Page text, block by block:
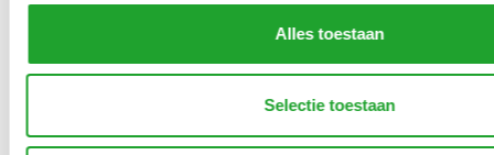
Alles toestaan
Selectie toestaan
Storingsmeldingen
Aanvoermeldingen
Klokvoorverkoop